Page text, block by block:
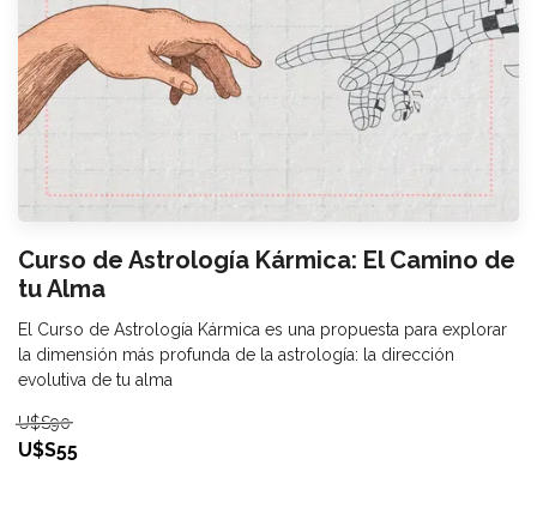
Curso de Astrología Kármica: El Camino de
tu Alma
El Curso de Astrología Kármica es una propuesta para explorar
la dimensión más profunda de la astrología: la dirección
evolutiva de tu alma
U$S90
U$S55